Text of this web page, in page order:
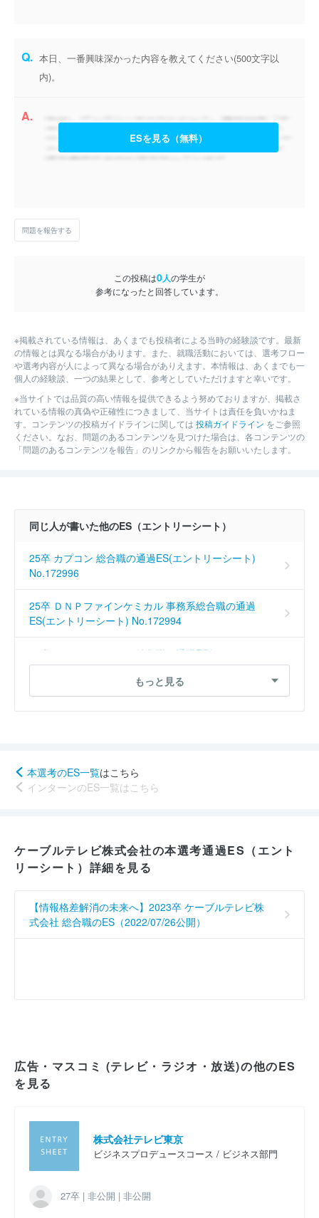
Q. 本日、一番興味深かった内容を教えてください(500文字以
内)。
A.
ESを見る（無料）
問題を報告する
この投稿は0人の学生が
参考になったと回答しています。
※掲載されている情報は、あくまでも投稿者による当時の経験談です。最新
の情報とは異なる場合があります。また、就職活動においては、選考フロー
や選考内容が人によって異なる場合がありえます。本情報は、あくまでも一
個人の経験談、一つの結果として、参考としていただけますと幸いです。
※当サイトでは品質の高い情報を提供できるよう努めておりますが、掲載さ
れている情報の真偽や正確性につきまして、当サイトは責任を負いかねま
す。コンテンツの投稿ガイドラインに関しては 投稿ガイドライン をご参照
ください。なお、問題のあるコンテンツを見つけた場合は、各コンテンツの
「問題のあるコンテンツを報告」のリンクから報告をお願いいたします。
同じ人が書いた他のES（エントリーシート）
25卒 カプコン 総合職の通過ES(エントリーシート)
No.172996
25卒 ＤＮＰファインケミカル 事務系総合職の通過
ES(エントリーシート) No.172994
25卒 ＢｏｏｋＬｉｖｅ 編集職の通過ES(エントリー
シート) No.172993
もっと見る
本選考のES一覧はこちら
インターンのES一覧はこちら
ケーブルテレビ株式会社の本選考通過ES（エント
リーシート）詳細を見る
【情報格差解消の未来へ】2023卒 ケーブルテレビ株
式会社 総合職のES（2022/07/26公開）
広告・マスコミ (テレビ・ラジオ・放送)の他のES
を見る
株式会社テレビ東京
ビジネスプロデュースコース / ビジネス部門
27卒 | 非公開 | 非公開